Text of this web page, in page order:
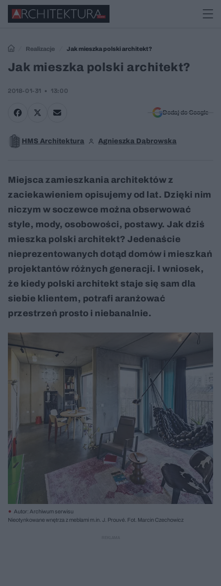
Realizacje Jak mieszka polski architekt?
Jak mieszka polski architekt?
2018-01-31 13:00
Dodaj do Google
HMS Architektura Agnieszka Dąbrowska
Miejsca zamieszkania architektów z
zaciekawieniem opisujemy od lat. Dzięki nim
niczym w soczewce można obserwować
style, mody, osobowości, postawy. Jak dziś
mieszka polski architekt? Jedenaście
nieprezentowanych dotąd domów i mieszkań
projektantów różnych generacji. I wniosek,
że kiedy polski architekt staje się sam dla
siebie klientem, potrafi aranżować
przestrzeń prosto i niebanalnie.
Autor: Archiwum serwisu
Nieotynkowane wnętrza z meblami m.in. J. Prouvé. Fot. Marcin Czechowicz